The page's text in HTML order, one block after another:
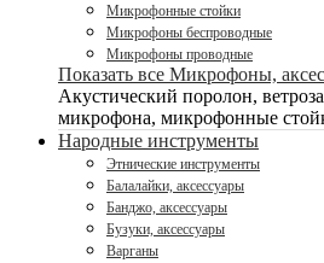
Микрофонные стойки
Микрофоны беспроводные
Микрофоны проводные
Показать все Микрофоны,
Акустический поролон,
микрофона, микрофонные
Народные инструменты
Этнические инструменты
Балалайки, аксессуары
Банджо, аксессуары
Бузуки, аксессуары
Варганы